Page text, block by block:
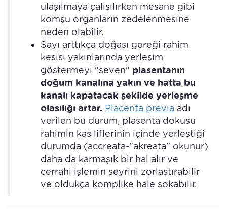
ulaşılmaya çalışılırken mesane gibi
komşu organların zedelenmesine
neden olabilir.
Sayı arttıkça doğası gereği rahim
kesisi yakınlarında yerleşim
göstermeyi "seven" plasentanın
doğum kanalına yakın ve hatta bu
kanalı kapatacak şekilde yerleşme
olasılığı artar. Placenta previa adı
verilen bu durum, plasenta dokusu
rahimin kas liflerinin içinde yerleştiği
durumda (accreata-"akreata" okunur)
daha da karmaşık bir hal alır ve
cerrahi işlemin seyrini zorlaştırabilir
ve oldukça komplike hale sokabilir.